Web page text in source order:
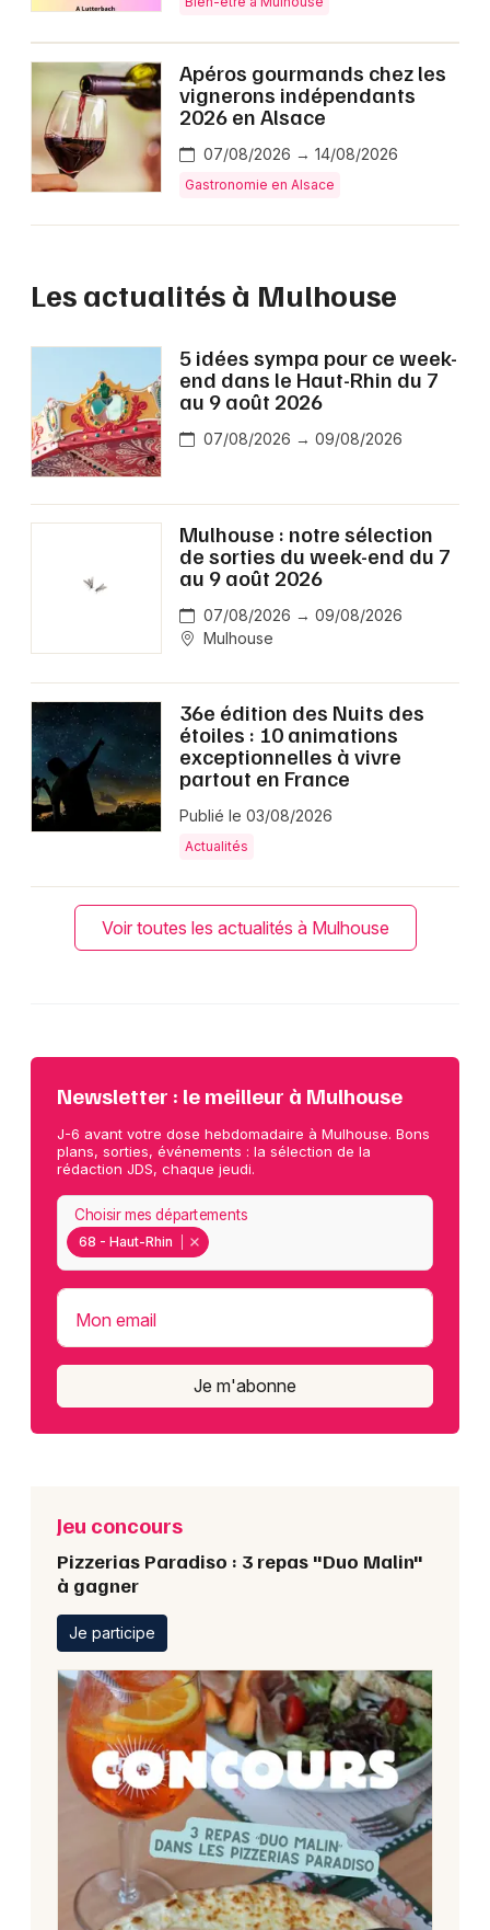
Apéros gourmands chez les
vignerons indépendants
2026 en Alsace
07/08/2026 → 14/08/2026
Gastronomie en Alsace
Les actualités à Mulhouse
5 idées sympa pour ce week-
end dans le Haut-Rhin du 7
au 9 août 2026
07/08/2026 → 09/08/2026
Mulhouse : notre sélection
de sorties du week-end du 7
au 9 août 2026
07/08/2026 → 09/08/2026
Mulhouse
36e édition des Nuits des
étoiles : 10 animations
exceptionnelles à vivre
partout en France
Publié le 03/08/2026
Actualités
Voir toutes les actualités à Mulhouse
Newsletter : le meilleur à Mulhouse
J-6 avant votre dose hebdomadaire à Mulhouse. Bons
plans, sorties, événements : la sélection de la
rédaction JDS, chaque jeudi.
68 - Haut-Rhin
Choisir mes départements
Mon email
Je m'abonne
Jeu concours
Pizzerias Paradiso : 3 repas "Duo Malin"
à gagner
Je participe